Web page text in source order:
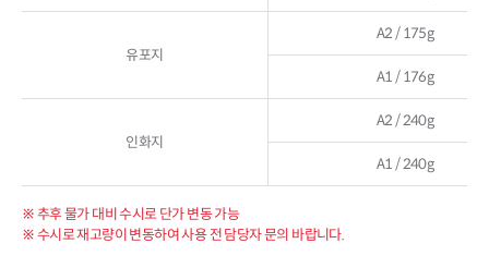
유포지
A2 / 175g
A1 / 176g
인화지
A2 / 240g
A1 / 240g
※ 추후 물가 대비 수시로 단가 변동 가능
※ 수시로 재고량이 변동하여 사용 전 담당자 문의 바랍니다.